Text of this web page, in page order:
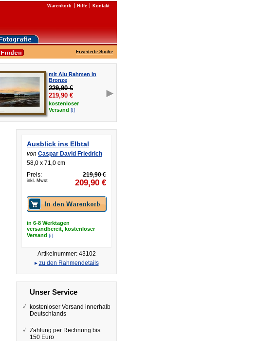
Warenkorb Hilfe Kontakt
Erweiterte Suche
mit Alu Rahmen in
Bronze
229,90 €
219,90 €
kostenloser
Versand [i]
Ausblick ins Elbtal
von Caspar David Friedrich
58,0 x 71,0 cm
Preis:
inkl. Mwst
219,90 €
209,90 €
in 6-8 Werktagen
versandbereit, kostenloser
Versand [i]
Artikelnummer: 43102
▸ zu den Rahmendetails
Unser Service
kostenloser Versand innerhalb
Deutschlands
Zahlung per Rechnung bis
150 Euro